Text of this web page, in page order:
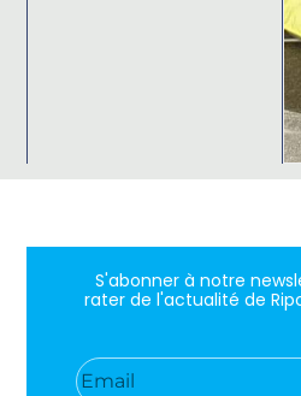
S'abonner à notre
rater de l'actualité de